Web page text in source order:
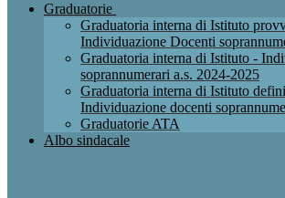
Graduatorie
Graduatoria interna di Istituto
Individuazione Docenti
Graduatoria interna di Istituto -
soprannumerari a.s. 2024-2025
Graduatoria interna di Istituto
Individuazione docenti
Graduatorie ATA
Albo sindacale